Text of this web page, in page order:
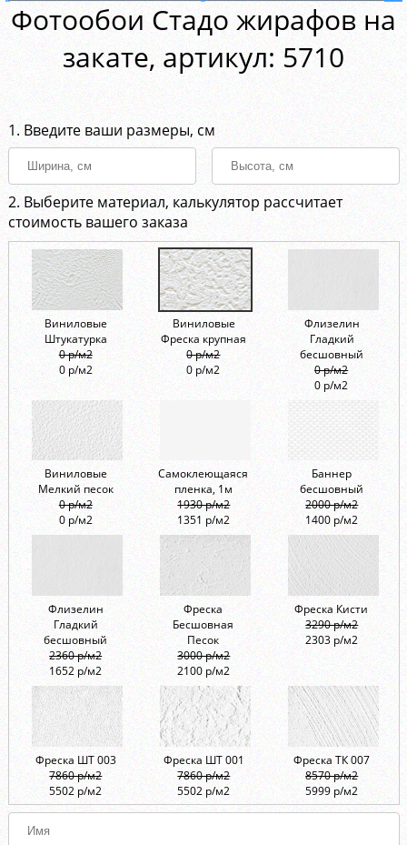
Фотообои Стадо жирафов на
закате, aртикул: 5710
1. Введите ваши размеры, см
2. Выберите материал, калькулятор рассчитает
стоимость вашего заказа
Виниловые
Штукатурка
0 р/м2
0 р/м2
Виниловые
Фреска крупная
0 р/м2
0 р/м2
Флизелин
Гладкий
бесшовный
0 р/м2
0 р/м2
Виниловые
Мелкий песок
0 р/м2
0 р/м2
Самоклеющаяся
пленка, 1м
1930 р/м2
1351 р/м2
Баннер
бесшовный
2000 р/м2
1400 р/м2
Флизелин
Гладкий
бесшовный
2360 р/м2
1652 р/м2
Фреска
Бесшовная
Песок
3000 р/м2
2100 р/м2
Фреска Кисти
3290 р/м2
2303 р/м2
Фреска ШТ 003
7860 р/м2
5502 р/м2
Фреска ШТ 001
7860 р/м2
5502 р/м2
Фреска ТК 007
8570 р/м2
5999 р/м2